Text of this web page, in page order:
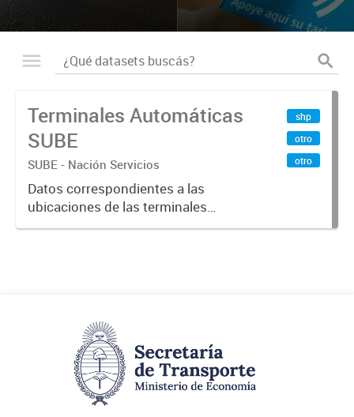
Terminales Automáticas
SUBE
SUBE - Nación Servicios
Datos correspondientes a las
ubicaciones de las terminales
automáticas de auto servicio (TAS)
shp
otro
otro